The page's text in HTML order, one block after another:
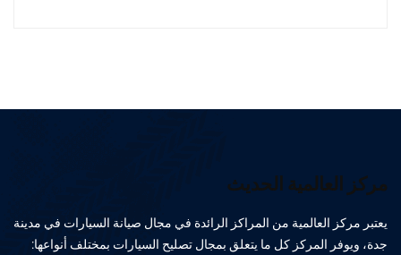
مركز العالمية الحديث
يعتبر مركز العالمية من المراكز الرائدة في مجال صيانة السيارات في مدينة
جدة، ويوفر المركز كل ما يتعلق بمجال تصليح السيارات بمختلف أنواعها: